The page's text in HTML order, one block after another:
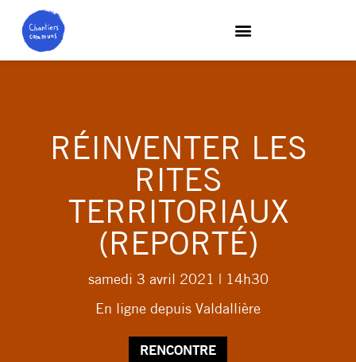
RÉINVENTER LES
RITES
TERRITORIAUX
(REPORTÉ)
samedi 3 avril 2021 | 14h30
En ligne depuis Valdallière
RENCONTRE